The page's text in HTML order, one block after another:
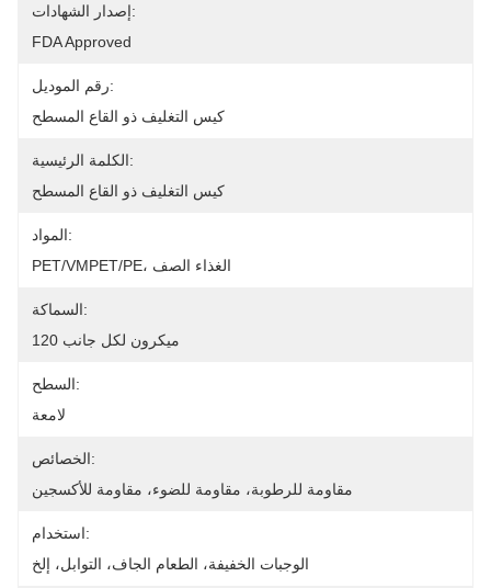
إصدار الشهادات:
FDA Approved
رقم الموديل:
كيس التغليف ذو القاع المسطح
الكلمة الرئيسية:
كيس التغليف ذو القاع المسطح
المواد:
PET/VMPET/PE، الغذاء الصف
السماكة:
120 ميكرون لكل جانب
السطح:
لامعة
الخصائص:
مقاومة للرطوبة، مقاومة للضوء، مقاومة للأكسجين
استخدام:
الوجبات الخفيفة، الطعام الجاف، التوابل، إلخ